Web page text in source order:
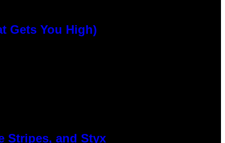
Gets You High)
Stripes, and Styx